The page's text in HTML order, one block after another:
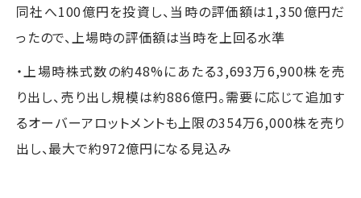
同社へ100億円を投資し、当時の評価額は1,350億円だ
ったので、上場時の評価額は当時を上回る水準
・上場時株式数の約48%にあたる3,693万6,900株を売
り出し、売り出し規模は約886億円。需要に応じて追加す
るオーバーアロットメントも上限の354万6,000株を売り
出し、最大で約972億円になる見込み